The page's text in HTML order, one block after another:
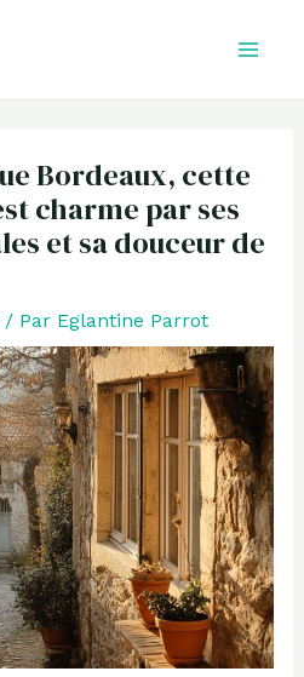
Bordeaux, cette
charme par ses
et sa douceur de
/ Par Eglantine Parrot